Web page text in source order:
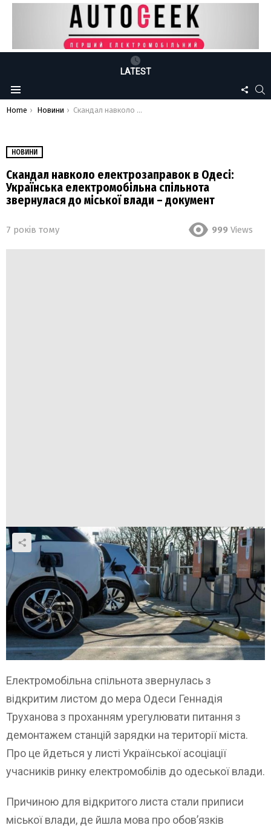
LATEST
Menu
US
You are here:
Home Новини Скандал навколо електрозаправок в Одесі: Українська електромобільна спільнота звернулася до міської влади – документ
НОВИНИ
Скандал навколо електрозаправок в Одесі:
Українська електромобільна спільнота
звернулася до міської влади – документ
7 років тому 999 Views
Електромобільна спільнота звернулась з
відкритим листом до мера Одеси Геннадія
Труханова з проханням урегулювати питання з
демонтажем станцій зарядки на території міста.
Про це йдеться у листі Української асоціації
учасників ринку електромобілів до одеської влади.
Причиною для відкритого листа стали приписи
міської влади, де йшла мова про обов’язків